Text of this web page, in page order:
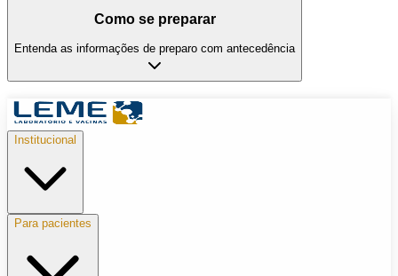
Como se preparar
Entenda as informações de preparo com antecedência
Institucional
Para pacientes